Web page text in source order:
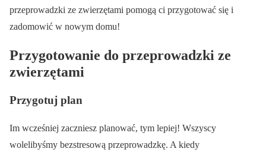
przeprowadzki ze zwierzętami pomogą ci przygotować się i
zadomowić w nowym domu!
Przygotowanie do przeprowadzki ze
zwierzętami
Przygotuj plan
Im wcześniej zaczniesz planować, tym lepiej! Wszyscy
wolelibyśmy bezstresową przeprowadzkę. A kiedy